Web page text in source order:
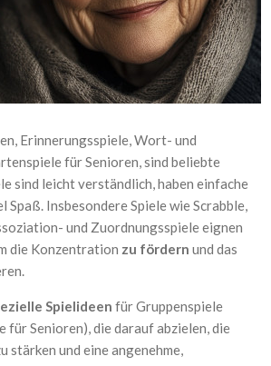
Erinnerungsspiele, Wort- und
für Senioren, sind beliebte
sind leicht verständlich, haben einfache
Spaß. Insbesondere Spiele wie Scrabble,
und Zuordnungsspiele eignen
die Konzentration zu fördern und das
Spielideen für Gruppenspiele
für Senioren), die darauf abzielen, die
stärken und eine angenehme,